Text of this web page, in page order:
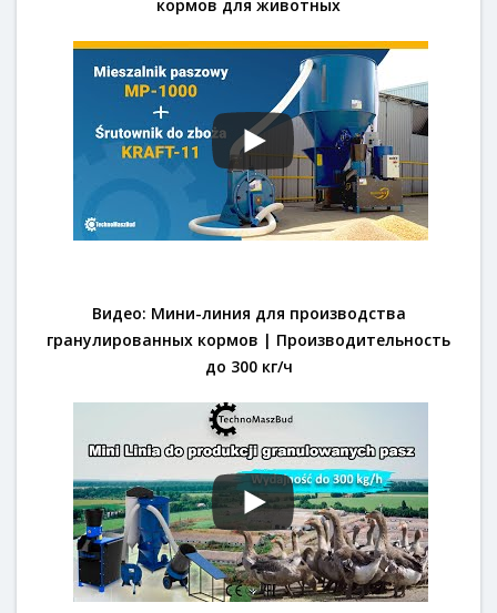
кормов для животных
Видео: Мини-линия для производства
гранулированных кормов | Производительность
до 300 кг/ч